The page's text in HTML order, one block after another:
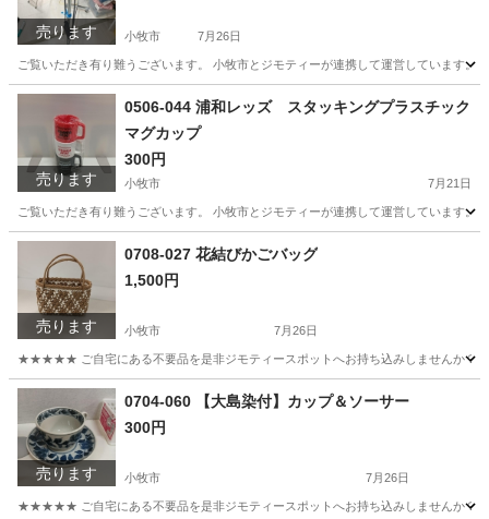
売ります 小牧市 7月26日
ご覧いただき有り難うございます。 小牧市とジモティーが連携して運営していま
愛知 小牧市 リユース
売ります
0506-044 浦和レッズ スタッキングプラスチック
マグカップ
300円
小牧市 7月21日
ご覧いただき有り難うございます。 小牧市とジモティーが連携して運営していま
愛知 小牧市 リユース
売ります
0708-027 花結びかごバッグ
1,500円
小牧市 7月26日
★★★★★ ご自宅にある不要品を是非ジモティースポットへお持ち込みしませんか？
愛知 小牧市 かご
売ります
0704-060 【大島染付】カップ＆ソーサー
300円
小牧市 7月26日
★★★★★ ご自宅にある不要品を是非ジモティースポットへお持ち込みしませんか？